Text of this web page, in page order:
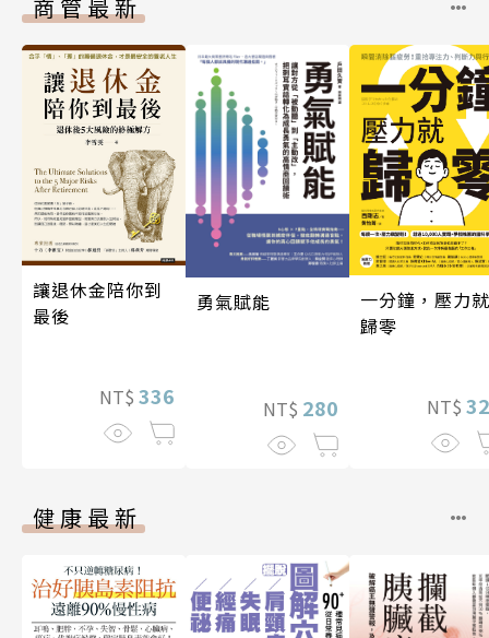
商管最新
讓退休金陪你到
最後
NT$ 336
勇氣賦能
NT$ 280
一分鐘，壓力就
歸零
NT$
健康最新